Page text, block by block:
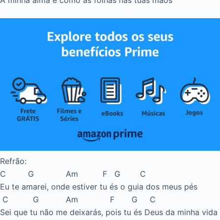
Refrão:
C G Am F G C
Eu te amarei, onde estiver tu és o guia dos meus pés
C G Am F G C
Sei que tu não me deixarás, pois tu és Deus da minha vida